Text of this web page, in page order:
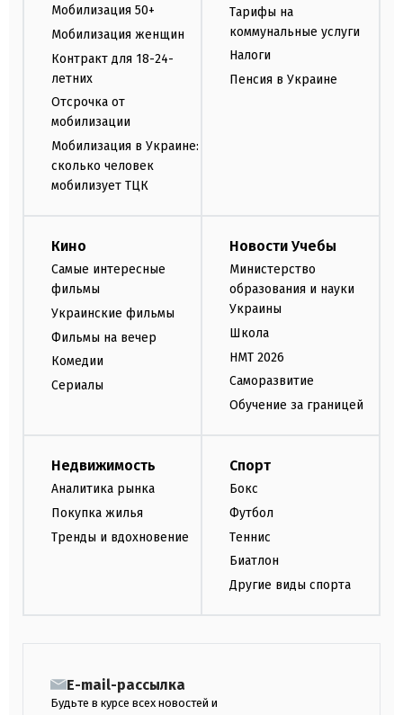
Мобилизация 50+
Мобилизация женщин
Контракт для 18-24-
летних
Отсрочка от
мобилизации
Мобилизация в Украине:
сколько человек
мобилизует ТЦК
Тарифы на
коммунальные услуги
Налоги
Пенсия в Украине
Кино
Самые интересные
фильмы
Украинские фильмы
Фильмы на вечер
Комедии
Сериалы
Новости Учебы
Министерство
образования и науки
Украины
Школа
НМТ 2026
Саморазвитие
Обучение за границей
Недвижимость
Аналитика рынка
Покупка жилья
Тренды и вдохновение
Спорт
Бокс
Футбол
Теннис
Биатлон
Другие виды спорта
E-mail-рассылка
Будьте в курсе всех новостей и